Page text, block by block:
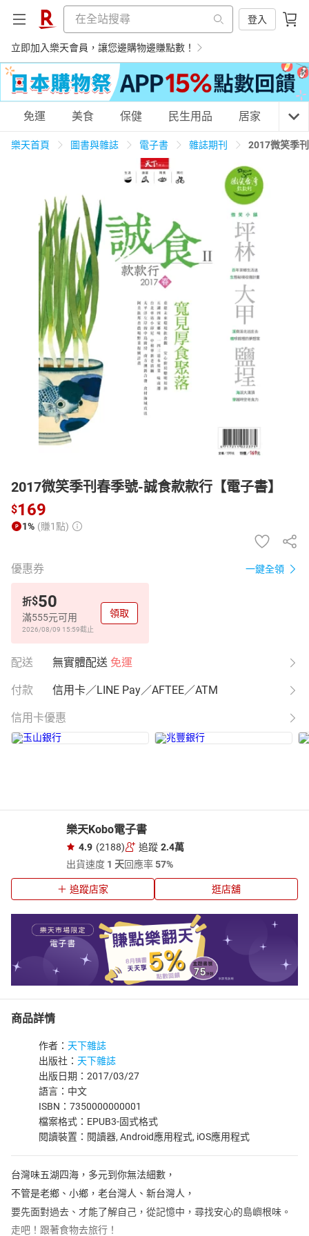
登入
立即加入樂天會員，讓您邊購物邊賺點數！
購物網分類
美食蛋糕 養生保健 民生用品
居家生活 3C家電 運動休閒 親子玩具
女裝 化妝保養 情趣用品
日本購物 電子/紙本書
免運 美食 保健 民生用品 居家 3C
樂天首頁 圖書與雜誌 電子書 雜誌期刊 2017微笑季
2017微笑季刊春季號-誠食款款行【電子書】
$169
1% (賺1點)
優惠券 一鍵全領
折$50
滿555元可用
2026/08/09 15:59截止
領取
配送 無實體配送 免運
付款 信用卡／LINE Pay／AFTEE／ATM
信用卡優惠
樂天Kobo電子書
4.9 (2188) 追蹤 2.4萬
出貨速度 1 天回應率57%
追蹤店家 逛店舖
商品詳情
作者： 天下雜誌
出版社： 天下雜誌
出版日期：2017/03/27
語言：中文
ISBN：7350000000001
檔案格式：EPUB3-固式格式
閱讀裝置：閱讀器, Android應用程式, iOS應用程式
台灣味五湖四海，多元到你無法細數，
不管是老鄉、小鄉，老台灣人、新台灣人，
要先面對過去、才能了解自己，從記憶中，尋找安心的島嶼根味。
走吧！跟著食物去旅行！